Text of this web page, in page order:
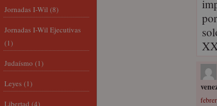
Jornadas I-Wil (8)
Jornadas I-Wil Ejecutivas
(1)
Judaísmo (1)
Leyes (1)
Libertad (4)